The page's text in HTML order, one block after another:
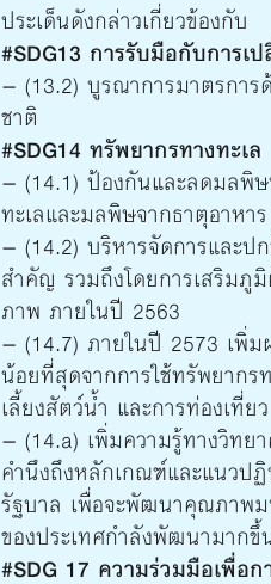
ประเด็นดังกล่าวเกี่ยวข้องกับ
#SDG13 การรับมือกับการเ
– (13.2) บูรณาการมาตรกา
ชาติ
#SDG14 ทรัพยากรทางทะเล
– (14.1) ป้องกันและลดมลพิ
ทะเลและมลพิษจากธาตุอาห
– (14.2) บริหารจัดการและป
สำคัญ รวมถึงโดยการเสริม
ภาพ ภายในปี 2563
– (14.7) ภายในปี 2573 เพิ่ม
น้อยที่สุดจากการใช้ทรัพยากร
เลี้ยงสัตว์น้ำ และการท่องเที่ยว
– (14.a) เพิ่มความรู้ทางวิทย
คำนึงถึงหลักเกณฑ์และแนวปฏิ
รัฐบาล เพื่อจะพัฒนาคุณภาพ
ของประเทศกำลังพัฒนามาก
#SDG 17 ความร่วมมือเพื่อ